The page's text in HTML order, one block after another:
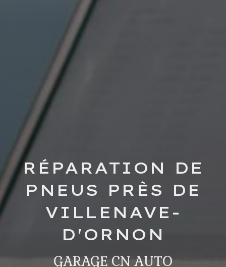
RÉPARATION DE
PNEUS PRÈS DE
VILLENAVE-
D'ORNON
GARAGE CN AUTO